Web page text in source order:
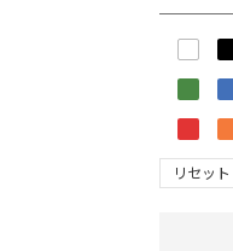
リセット